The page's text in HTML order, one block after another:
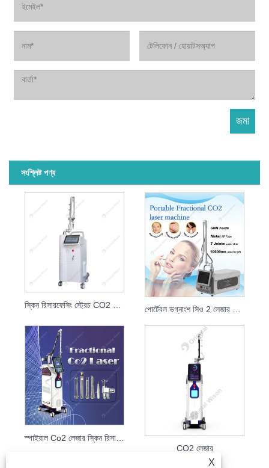
সংশ্লিষ্ট পণ্য
স্পাইরাল Co2 লেজার স্কিন রিসারফেসিং মেশিন
CO2 লেজার
X